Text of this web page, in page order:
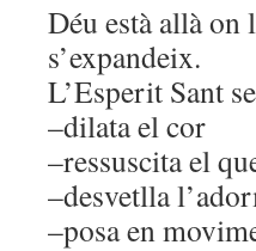
Déu està allà on
s’expandeix.
L’Esperit Sant
–dilata el cor
–ressuscita el
–desvetlla
–posa en